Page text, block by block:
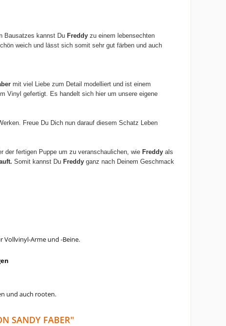
Bausatzes kannst Du Freddy zu einem lebensechten
weich und lässt sich somit sehr gut färben und auch
mit viel Liebe zum Detail modelliert und ist einem
Vinyl gefertigt. Es handelt sich hier um unsere eigene
Freue Du Dich nun darauf diesem Schatz Leben
der fertigen Puppe um zu veranschaulichen, wie Freddy als
Somit kannst Du Freddy ganz nach Deinem Geschmack
Vollvinyl-Arme und -Beine.
und auch rooten.
SANDY FABER"